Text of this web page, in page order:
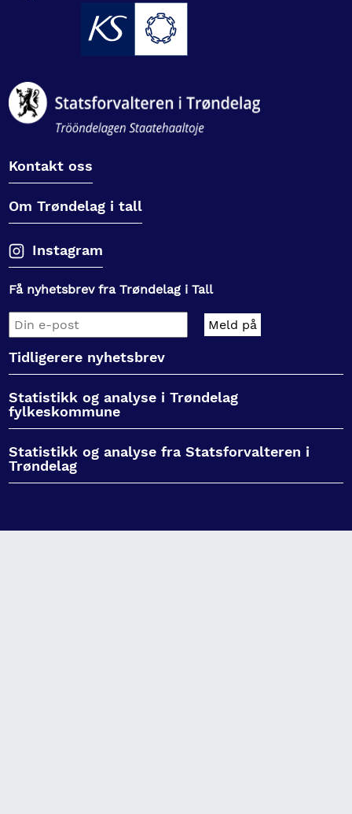
Kontakt oss
Om Trøndelag i tall
Instagram
Få nyhetsbrev fra Trøndelag i Tall
Tidligerere nyhetsbrev
Statistikk og analyse i Trøndelag
fylkeskommune
Statistikk og analyse fra Statsforvalteren i
Trøndelag